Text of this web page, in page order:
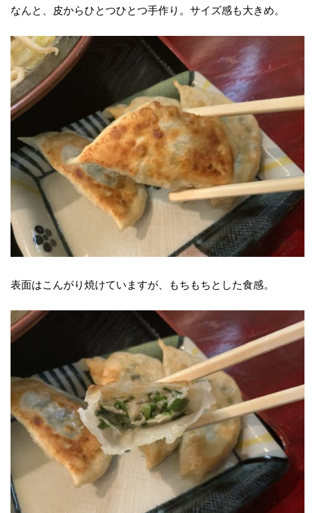
なんと、皮からひとつひとつ手作り。サイズ感も大きめ。
表面はこんがり焼けていますが、もちもちとした食感。